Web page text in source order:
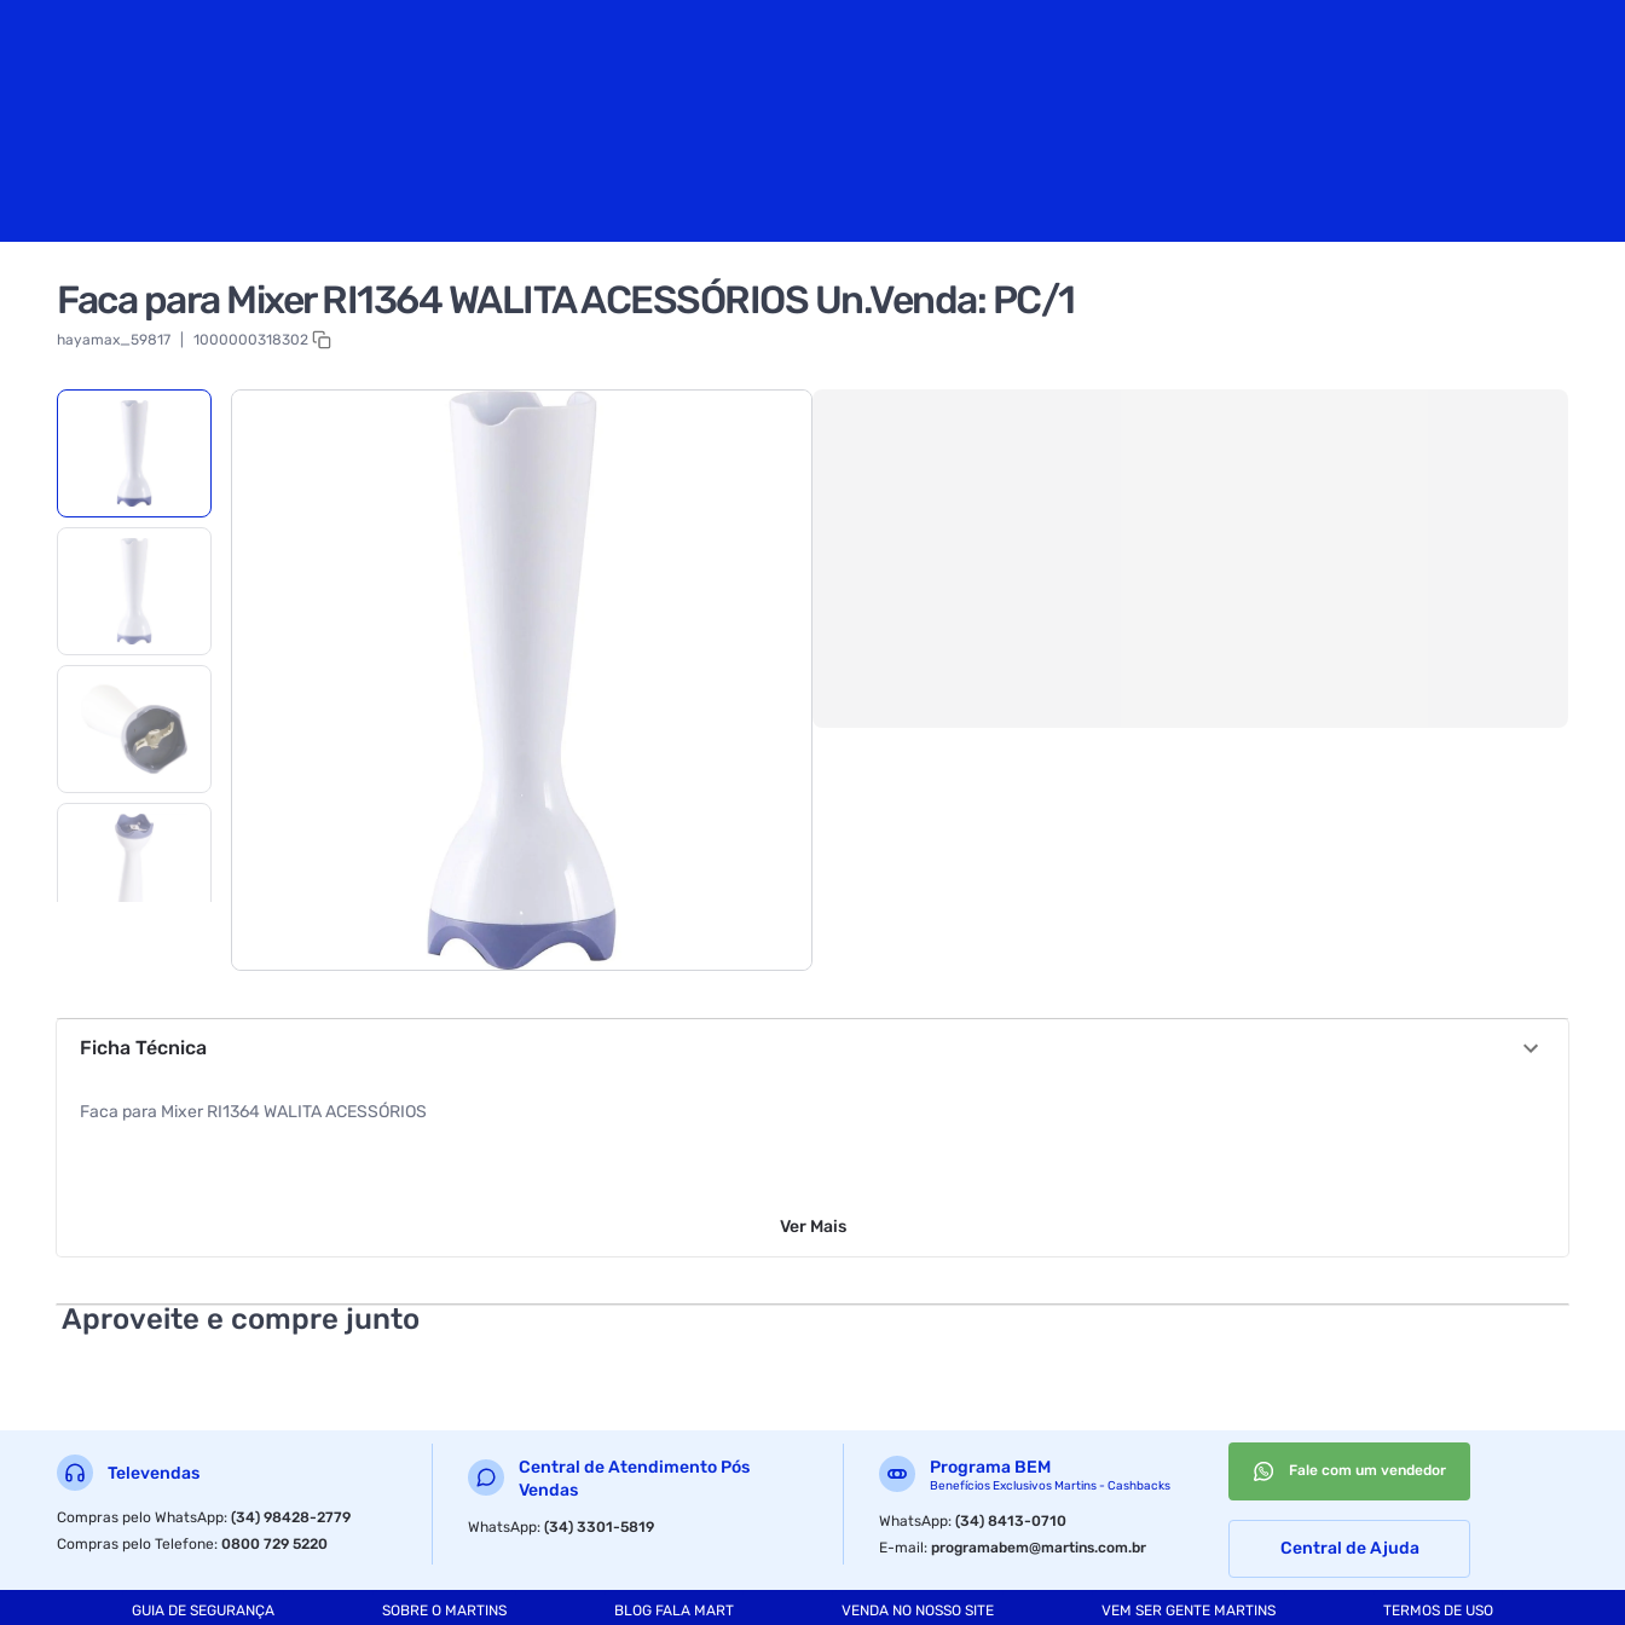
Faca para Mixer RI1364 WALITA ACESSÓRIOS Un.Venda: PC/1
hayamax_59817 1000000318302
Ficha Técnica
Faca para Mixer RI1364 WALITA ACESSÓRIOS
Ver Mais
Aproveite e compre junto
Televendas
Compras pelo WhatsApp:(34) 98428-2779
Compras pelo Telefone:0800 729 5220
Central de Atendimento Pós
Vendas
WhatsApp:(34) 3301-5819
Programa BEM
Benefícios Exclusivos Martins - Cashbacks
WhatsApp:(34) 8413-0710
E-mail:programabem@martins.com.br
Fale com um vendedor
Central de Ajuda
GUIA DE SEGURANÇA SOBRE O MARTINS BLOG FALA MART VENDA NO NOSSO SITE VEM SER GENTE MARTINS TERMOS DE USO